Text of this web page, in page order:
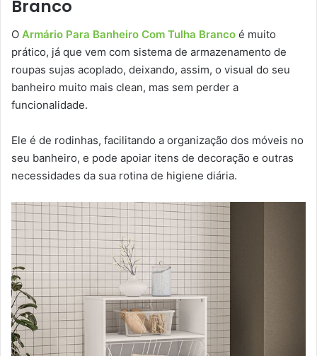
Branco
O Armário Para Banheiro Com Tulha Branco é muito
prático, já que vem com sistema de armazenamento de
roupas sujas acoplado, deixando, assim, o visual do seu
banheiro muito mais clean, mas sem perder a
funcionalidade.
Ele é de rodinhas, facilitando a organização dos móveis no
seu banheiro, e pode apoiar itens de decoração e outras
necessidades da sua rotina de higiene diária.